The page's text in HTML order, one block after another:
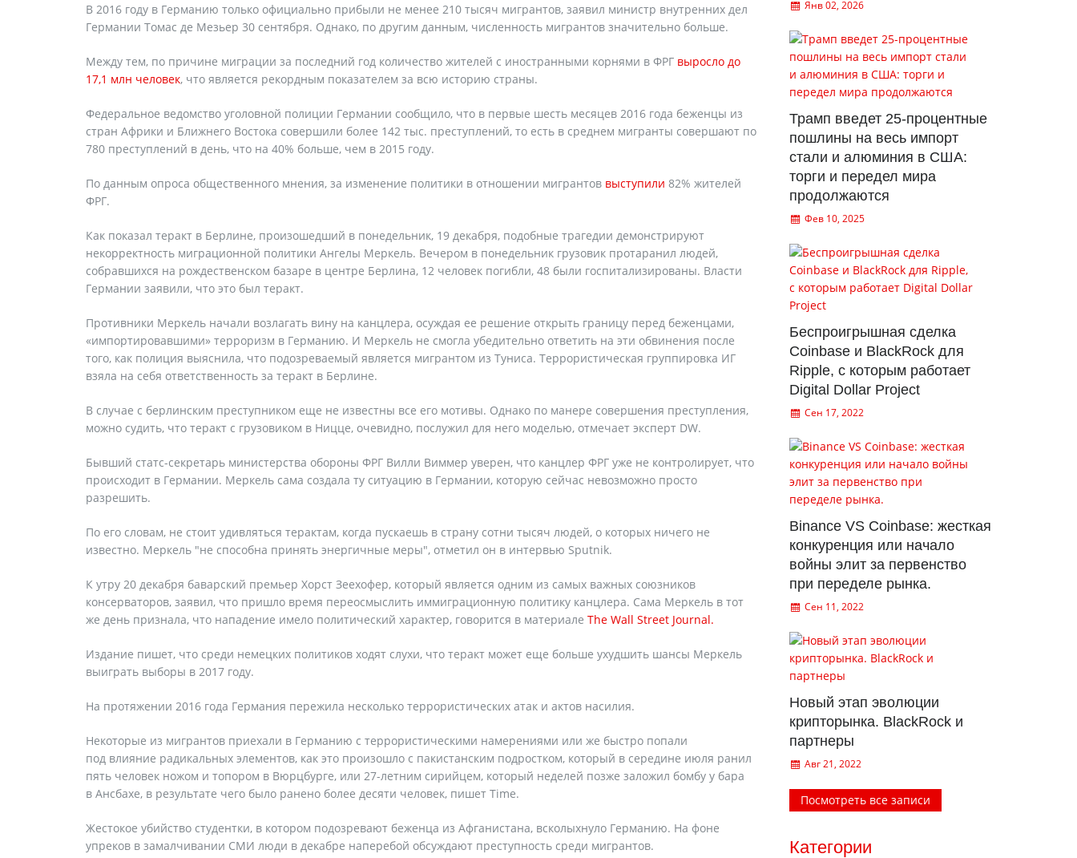
В 2016 году в Германию только официально прибыли не менее 210 тысяч мигрантов, заявил министр внутренних дел
Германии Томас де Мезьер 30 сентября. Однако, по другим данным, численность мигрантов значительно больше.
Между тем, по причине миграции за последний год количество жителей с иностранными корнями в ФРГ выросло до
17,1 млн человек, что является рекордным показателем за всю историю страны.
Федеральное ведомство уголовной полиции Германии сообщило, что в первые шесть месяцев 2016 года беженцы из
стран Африки и Ближнего Востока совершили более 142 тыс. преступлений, то есть в среднем мигранты совершают по
780 преступлений в день, что на 40% больше, чем в 2015 году.
По данным опроса общественного мнения, за изменение политики в отношении мигрантов выступили 82% жителей
ФРГ.
Как показал теракт в Берлине, произошедший в понедельник, 19 декабря, подобные трагедии демонстрируют
некорректность миграционной политики Ангелы Меркель. Вечером в понедельник грузовик протаранил людей,
собравшихся на рождественском базаре в центре Берлина, 12 человек погибли, 48 были госпитализированы. Власти
Германии заявили, что это был теракт.
Противники Меркель начали возлагать вину на канцлера, осуждая ее решение открыть границу перед беженцами,
«импортировавшими» терроризм в Германию. И Меркель не смогла убедительно ответить на эти обвинения после
того, как полиция выяснила, что подозреваемый является мигрантом из Туниса. Террористическая группировка ИГ
взяла на себя ответственность за теракт в Берлине.
В случае с берлинским преступником еще не известны все его мотивы. Однако по манере совершения преступления,
можно судить, что теракт с грузовиком в Ницце, очевидно, послужил для него моделью, отмечает эксперт DW.
Бывший статс-секретарь министерства обороны ФРГ Вилли Виммер уверен, что канцлер ФРГ уже не контролирует, что
происходит в Германии. Меркель сама создала ту ситуацию в Германии, которую сейчас невозможно просто
разрешить.
По его словам, не стоит удивляться терактам, когда пускаешь в страну сотни тысяч людей, о которых ничего не
известно. Меркель "не способна принять энергичные меры", отметил он в интервью Sputnik.
К утру 20 декабря баварский премьер Хорст Зеехофер, который является одним из самых важных союзников
консерваторов, заявил, что пришло время переосмыслить иммиграционную политику канцлера. Сама Меркель в тот
же день признала, что нападение имело политический характер, говорится в материале The Wall Street Journal.
Издание пишет, что среди немецких политиков ходят слухи, что теракт может еще больше ухудшить шансы Меркель
выиграть выборы в 2017 году.
На протяжении 2016 года Германия пережила несколько террористических атак и актов насилия.
Некоторые из мигрантов приехали в Германию с террористическими намерениями или же быстро попали
под влияние радикальных элементов, как это произошло с пакистанским подростком, который в середине июля ранил
пять человек ножом и топором в Вюрцбурге, или 27-летним сирийцем, который неделей позже заложил бомбу у бара
в Ансбахе, в результате чего было ранено более десяти человек, пишет Time.
Жестокое убийство студентки, в котором подозревают беженца из Афганистана, всколыхнуло Германию. На фоне
упреков в замалчивании СМИ люди в декабре наперебой обсуждают преступность среди мигрантов.
Янв 02, 2026
Трамп введет 25-процентные
пошлины на весь импорт
стали и алюминия в США:
торги и передел мира
продолжаются
Фев 10, 2025
Беспроигрышная сделка
Coinbase и BlackRock для
Ripple, с которым работает
Digital Dollar Project
Сен 17, 2022
Binance VS Coinbase: жесткая
конкуренция или начало
войны элит за первенство
при переделе рынка.
Сен 11, 2022
Новый этап эволюции
крипторынка. BlackRock и
партнеры
Авг 21, 2022
Посмотреть все записи
Категории